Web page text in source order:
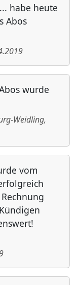
habe heute
Abos
wurde
Weidling,
vom